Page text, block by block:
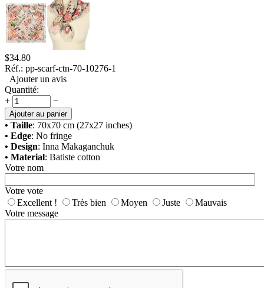
$34.80
Réf.: pp-scarf-ctn-70-10276-1
Ajouter un avis
Quantité:
+
−
Ajouter au panier
• Taille: 70x70 cm (27x27 inches)
• Edge: No fringe
• Design: Inna Makaganchuk
• Material: Batiste cotton
Votre nom
Votre vote
Excellent !
Très bien Moyen Juste
Mauvais
Votre message